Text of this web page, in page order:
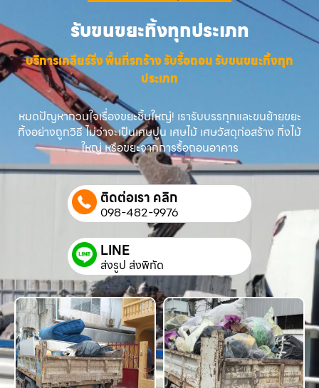
รับขนขยะทิ้งทุกประเภท
บริการเคลียร์ริ่ง พื้นที่รกร้าง รับรื้อถอน รับขนขยะทิ้งทุก
ประเภท
หมดปัญหากวนใจเรื่องขยะชิ้นใหญ่! เรารับบรรทุกและขนย้ายขยะ
ทิ้งอย่างถูกวิธี ไม่ว่าจะเป็นเศษปูน เศษไม้ เศษวัสดุก่อสร้าง กิ่งไม้
ใหญ่ หรือขยะจากการรื้อถอนอาคาร
ติดต่อเรา คลิก
098-482-9976
LINE
ส่งรูป ส่งพิกัด